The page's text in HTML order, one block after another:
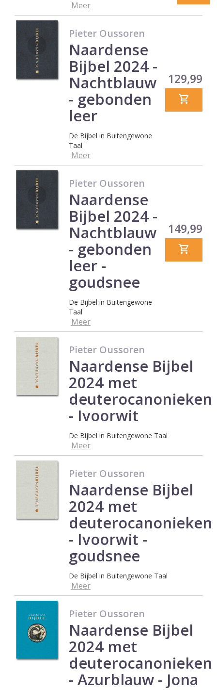
Meer
Pieter Oussoren
Naardense
Bijbel 2024 -
Nachtblauw
- gebonden
leer
De Bijbel in Buitengewone
Taal
Meer
Prijs
129,99
Pieter Oussoren
Naardense
Bijbel 2024 -
Nachtblauw
- gebonden
leer -
goudsnee
De Bijbel in Buitengewone
Taal
Meer
Prijs
149,99
Pieter Oussoren
Naardense Bijbel
2024 met
deuterocanonieken
- Ivoorwit
De Bijbel in Buitengewone Taal
Meer
Pieter Oussoren
Naardense Bijbel
2024 met
deuterocanonieken
- Ivoorwit -
goudsnee
De Bijbel in Buitengewone Taal
Meer
Pieter Oussoren
Naardense Bijbel
2024 met
deuterocanonieken
- Azurblauw - Jona